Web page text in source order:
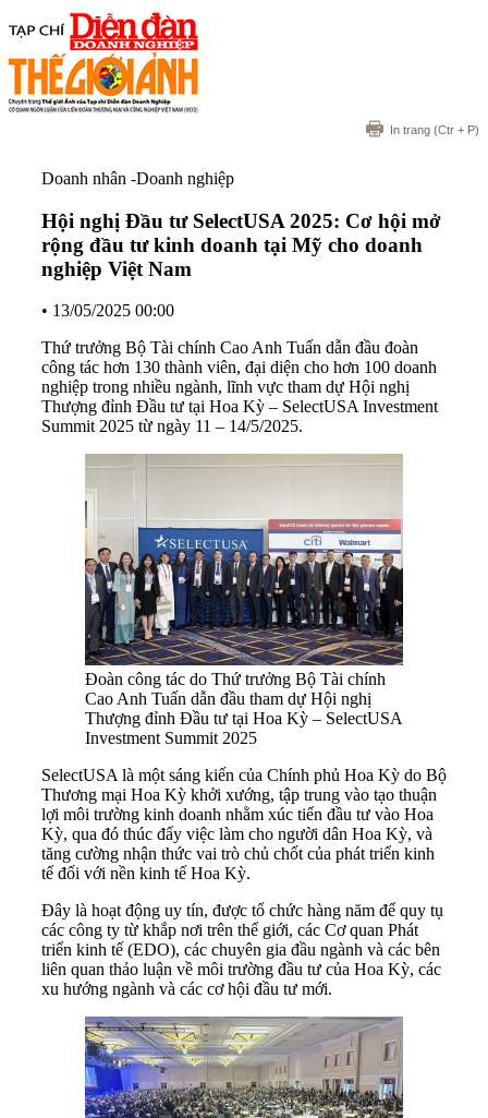
In trang (Ctr + P)
Doanh nhân -Doanh nghiệp
Hội nghị Đầu tư SelectUSA 2025: Cơ hội mở
rộng đầu tư kinh doanh tại Mỹ cho doanh
nghiệp Việt Nam
• 13/05/2025 00:00
Thứ trưởng Bộ Tài chính Cao Anh Tuấn dẫn đầu đoàn
công tác hơn 130 thành viên, đại diện cho hơn 100 doanh
nghiệp trong nhiều ngành, lĩnh vực tham dự Hội nghị
Thượng đỉnh Đầu tư tại Hoa Kỳ – SelectUSA Investment
Summit 2025 từ ngày 11 – 14/5/2025.
Đoàn công tác do Thứ trưởng Bộ Tài chính
Cao Anh Tuấn dẫn đầu tham dự Hội nghị
Thượng đỉnh Đầu tư tại Hoa Kỳ – SelectUSA
Investment Summit 2025
SelectUSA là một sáng kiến của Chính phủ Hoa Kỳ do Bộ
Thương mại Hoa Kỳ khởi xướng, tập trung vào tạo thuận
lợi môi trường kinh doanh nhằm xúc tiến đầu tư vào Hoa
Kỳ, qua đó thúc đẩy việc làm cho người dân Hoa Kỳ, và
tăng cường nhận thức vai trò chủ chốt của phát triển kinh
tế đối với nền kinh tế Hoa Kỳ.
Đây là hoạt động uy tín, được tổ chức hàng năm để quy tụ
các công ty từ khắp nơi trên thế giới, các Cơ quan Phát
triển kinh tế (EDO), các chuyên gia đầu ngành và các bên
liên quan thảo luận về môi trường đầu tư của Hoa Kỳ, các
xu hướng ngành và các cơ hội đầu tư mới.